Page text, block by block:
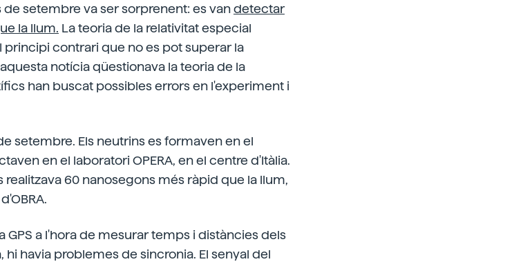
setembre va ser sorprenent: es vandetectar
la llum. La teoria de la relativitat especial
principi contrari que no es pot superar la
notícia qüestionava la teoria de la
han buscat possibles errors en l'experiment i
setembre. Els neutrins es formaven en el
en el laboratori OPERA, en el centre d'Itàlia.
60 nanosegons més ràpid que la llum,
GPS a l'hora de mesurar temps i distàncies dels
havia problemes de sincronia. El senyal del